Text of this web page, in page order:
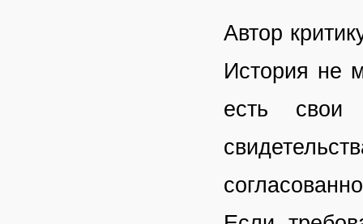
Автор
История не
есть свои